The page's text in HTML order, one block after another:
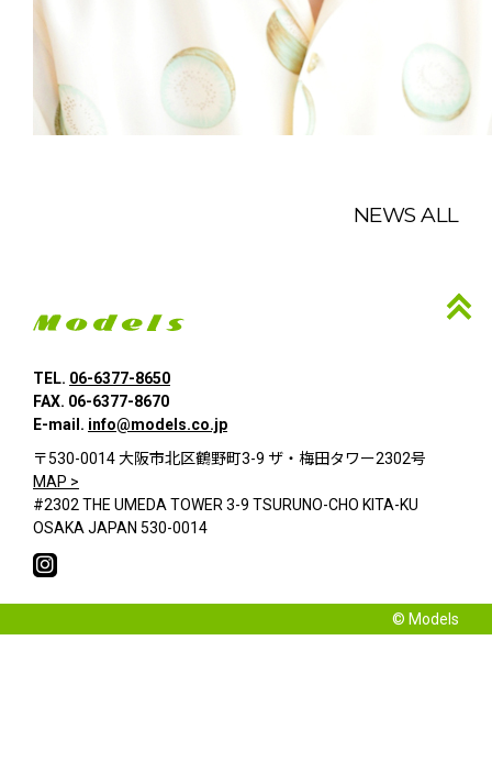
NEWS ALL
TEL. 06-6377-8650
FAX. 06-6377-8670
E-mail. info@models.co.jp
〒530-0014 大阪市北区鶴野町3-9 ザ・梅田タワー2302号
MAP >
#2302 THE UMEDA TOWER 3-9 TSURUNO-CHO KITA-KU
OSAKA JAPAN 530-0014
© Models